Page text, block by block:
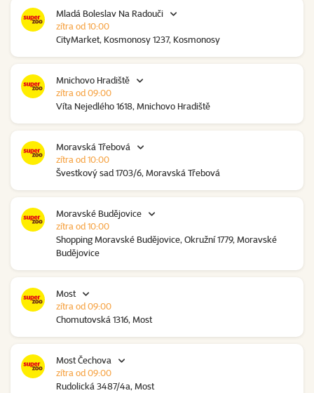
Mladá Boleslav Na Radouči
CityMarket, Kosmonosy 1237, Kosmonosy
zítra od 10:00
Mnichovo Hradiště
Víta Nejedlého 1618, Mnichovo Hradiště
zítra od 09:00
Moravská Třebová
Švestkový sad 1703/6, Moravská Třebová
zítra od 10:00
Moravské Budějovice
Shopping Moravské Budějovice, Okružní 1779, Moravské
Budějovice
zítra od 10:00
Most
Chomutovská 1316, Most
zítra od 09:00
Most Čechova
Rudolická 3487/4a, Most
zítra od 09:00